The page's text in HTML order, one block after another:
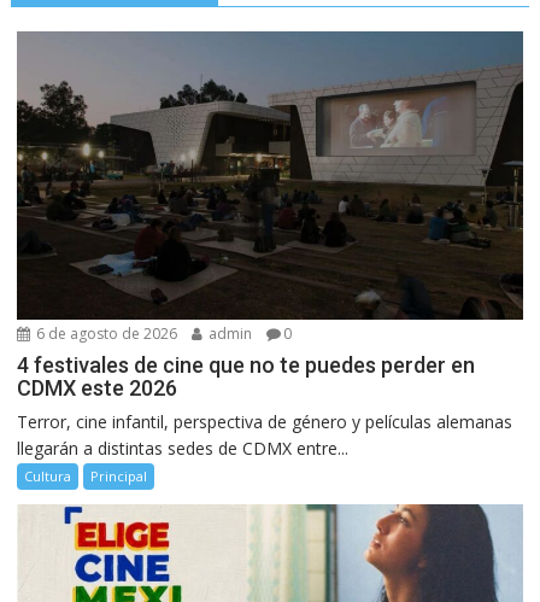
6 de agosto de 2026 admin 0
4 festivales de cine que no te puedes perder en
CDMX este 2026
Terror, cine infantil, perspectiva de género y películas alemanas
llegarán a distintas sedes de CDMX entre...
Cultura Principal